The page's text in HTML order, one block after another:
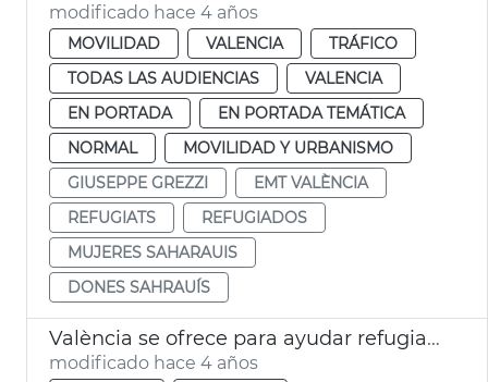
modificado hace 4 años
MOVILIDAD VALENCIA
TRÁFICO
TODAS LAS AUDIENCIAS
VALENCIA
EN PORTADA
EN PORTADA TEMÁTICA
NORMAL
MOVILIDAD Y URBANISMO
GIUSEPPE GREZZI
EMT VALÈNCIA
REFUGIATS
REFUGIADOS
MUJERES SAHARAUIS
DONES SAHRAUÍS
València se ofrece para ayudar refugiados Afganistan
modificado hace 4 años